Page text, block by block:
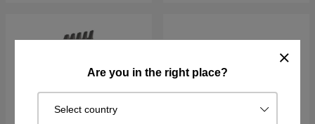
Are you in the right place?
Select country